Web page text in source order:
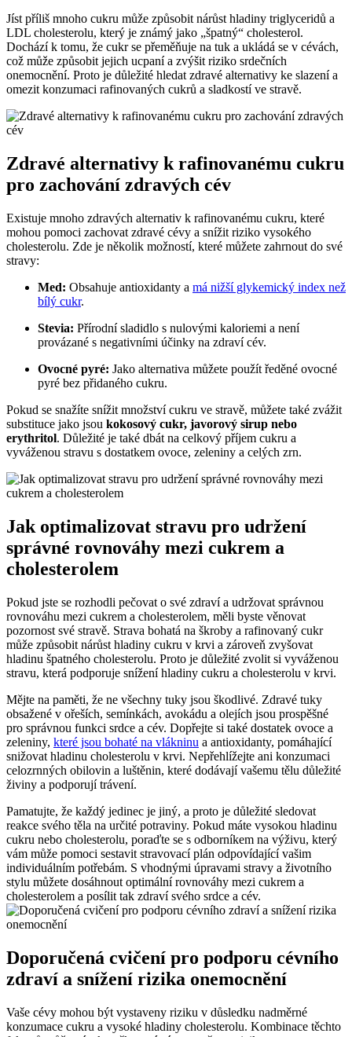
Jíst příliš mnoho cukru může způsobit nárůst hladiny triglyceridů a
LDL cholesterolu, který je známý jako „špatný“ cholesterol.
Dochází k tomu, že cukr se přeměňuje na tuk a ukládá se v cévách,
což může způsobit jejich ucpaní a zvýšit riziko srdečních
onemocnění. Proto je důležité hledat zdravé alternativy ke slazení a
omezit konzumaci rafinovaných cukrů a sladkostí ve stravě.
Zdravé alternativy k rafinovanému cukru
pro zachování zdravých cév
Existuje mnoho zdravých alternativ k rafinovanému cukru, které
mohou pomoci zachovat zdravé cévy a snížit riziko vysokého
cholesterolu. Zde je několik možností, které můžete zahrnout do své
stravy:
Med: Obsahuje antioxidanty a má nižší glykemický index než
bílý cukr.
Stevia: Přírodní sladidlo s nulovými kaloriemi a není
provázané s negativními účinky na zdraví cév.
Ovocné pyré: Jako alternativa můžete použít ředěné ovocné
pyré bez přidaného cukru.
Pokud se snažíte snížit množství cukru ve stravě, můžete také zvážit
substituce jako jsou kokosový cukr, javorový sirup nebo
erythritol. Důležité je také dbát na celkový příjem cukru a
vyváženou stravu s dostatkem ovoce, zeleniny a celých zrn.
Jak optimalizovat stravu pro udržení
správné rovnováhy mezi cukrem a
cholesterolem
Pokud jste se rozhodli pečovat o své zdraví a udržovat správnou
rovnováhu mezi cukrem a cholesterolem, měli byste věnovat
pozornost své stravě. Strava bohatá na škroby a rafinovaný cukr
může způsobit nárůst hladiny cukru v krvi a zároveň zvyšovat
hladinu špatného cholesterolu. Proto je důležité zvolit si vyváženou
stravu, která podporuje snížení hladiny cukru a cholesterolu v krvi.
Mějte na paměti, že ne všechny tuky jsou škodlivé. Zdravé tuky
obsažené v ořeších, semínkách, avokádu a olejích jsou prospěšné
pro správnou funkci srdce a cév. Dopřejte si také dostatek ovoce a
zeleniny, které jsou bohaté na vlákninu a antioxidanty, pomáhající
snižovat hladinu cholesterolu v krvi. Nepřehlížejte ani konzumaci
celozrnných obilovin a luštěnin, které dodávají vašemu tělu důležité
živiny a podporují trávení.
Pamatujte, že každý jedinec je jiný, a proto je důležité sledovat
reakce svého těla na určité potraviny. Pokud máte vysokou hladinu
cukru nebo cholesterolu, poraďte se s odborníkem na výživu, který
vám může pomoci sestavit stravovací plán odpovídající vašim
individuálním potřebám. S vhodnými úpravami stravy a životního
stylu můžete dosáhnout optimální rovnováhy mezi cukrem a
cholesterolem a posílit tak zdraví svého srdce a cév.
Doporučená cvičení pro podporu cévního
zdraví a snížení rizika onemocnění
Vaše cévy mohou být vystaveny riziku v důsledku nadměrné
konzumace cukru a vysoké hladiny cholesterolu. Kombinace těchto